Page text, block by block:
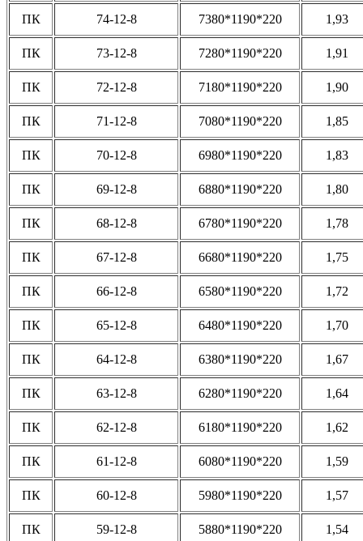
ПК 74-12-8 7380*1190*220 1,93
ПК 73-12-8 7280*1190*220 1,91
ПК 72-12-8 7180*1190*220 1,90
ПК 71-12-8 7080*1190*220 1,85
ПК 70-12-8 6980*1190*220 1,83
ПК 69-12-8 6880*1190*220 1,80
ПК 68-12-8 6780*1190*220 1,78
ПК 67-12-8 6680*1190*220 1,75
ПК 66-12-8 6580*1190*220 1,72
ПК 65-12-8 6480*1190*220 1,70
ПК 64-12-8 6380*1190*220 1,67
ПК 63-12-8 6280*1190*220 1,64
ПК 62-12-8 6180*1190*220 1,62
ПК 61-12-8 6080*1190*220 1,59
ПК 60-12-8 5980*1190*220 1,57
ПК 59-12-8 5880*1190*220 1,54